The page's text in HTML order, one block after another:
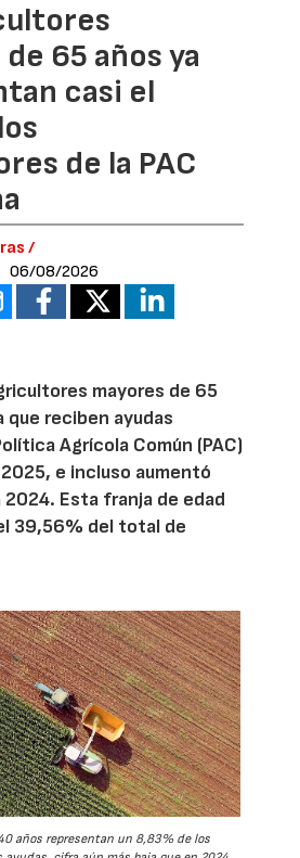
65 años ya
casi el
de la PAC
/
06/08/2026
mayores de 65
que reciben ayudas
Agrícola Común (PAC)
e incluso aumentó
Esta franja de edad
39,56% del total de
años representan un 8,83% de los